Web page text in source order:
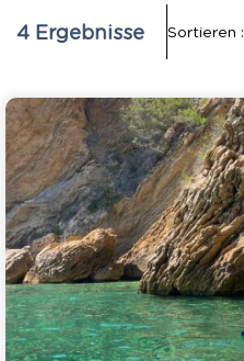
4Ergebnisse Sortieren :